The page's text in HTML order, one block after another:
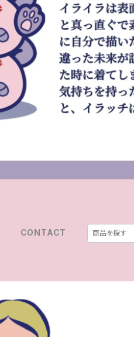
CONTACT